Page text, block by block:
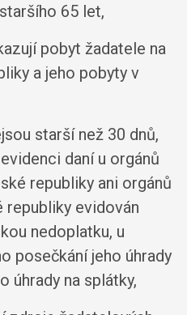
65 let,
pobyt žadatele na
a jeho pobyty v
starší než 30 dnů,
daní u orgánů
republiky ani orgánů
republiky evidován
nedoplatku, u
posečkání jeho úhrady
úhrady na splátky,